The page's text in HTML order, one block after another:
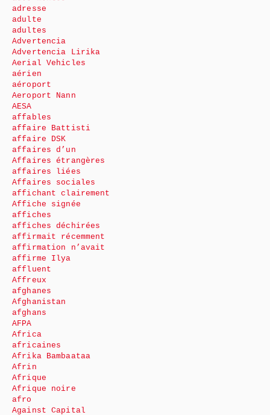
adresse
adulte
adultes
Advertencia
Advertencia Lirika
Aerial Vehicles
aérien
aéroport
Aeroport Nann
AESA
affables
affaire Battisti
affaire DSK
affaires d’un
Affaires étrangères
affaires liées
Affaires sociales
affichant clairement
Affiche signée
affiches
affiches déchirées
affirmait récemment
affirmation n’avait
affirme Ilya
affluent
Affreux
afghanes
Afghanistan
afghans
AFPA
Africa
africaines
Afrika Bambaataa
Afrin
Afrique
Afrique noire
afro
Against Capital